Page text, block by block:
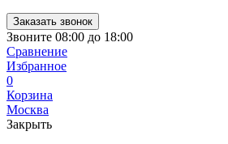
250-
21-
51,
E-
mail:
sales@1Logistik.ru
Заказать звонок
Звоните 08:00 до 18:00
Сравнение
Избранное
0
Корзина
Москва
Закрыть